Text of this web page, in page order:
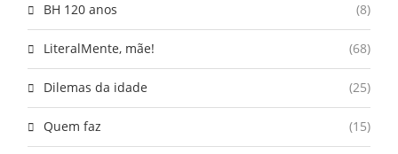
BH 120 anos (8)
LiteralMente, mãe! (68)
Dilemas da idade (25)
Quem faz (15)